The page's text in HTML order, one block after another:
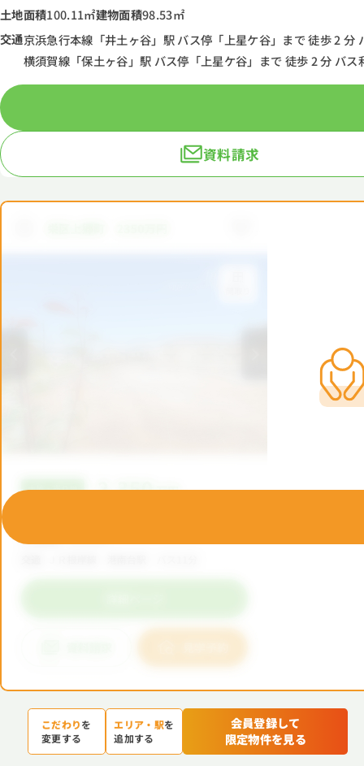
土地面積100.11㎡建物面積98.53㎡
交通京浜急行本線「井土ヶ谷」駅 バス停「上星ケ谷」まで 徒歩 2 分
横須賀線「保土ヶ谷」駅 バス停「上星ケ谷」まで 徒歩 2 分 バス
資料請求
こだわりを
変更する
エリア・駅を
追加する
会員登録して
限定物件を見る